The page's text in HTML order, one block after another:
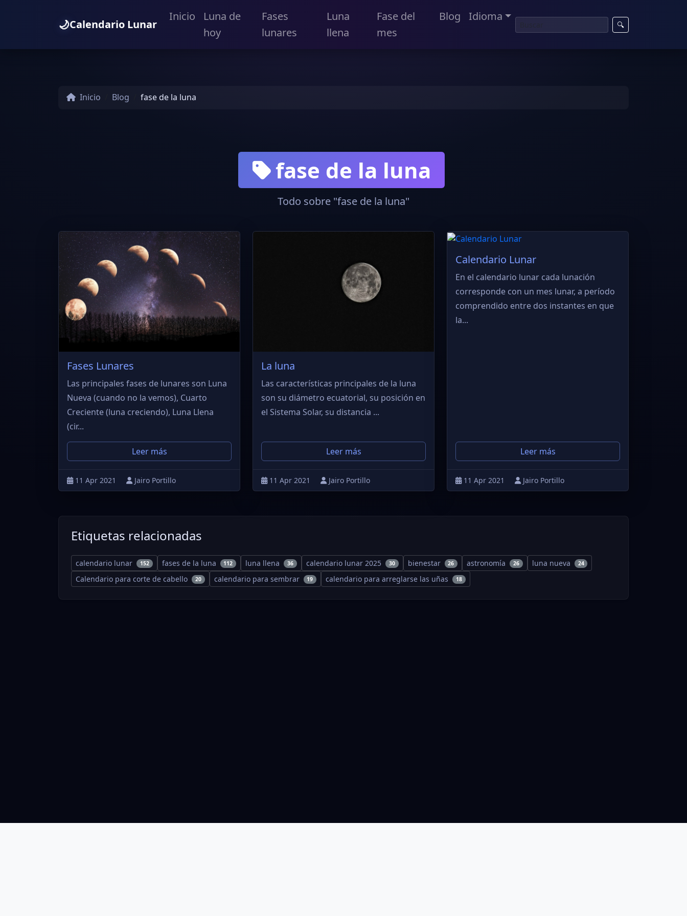
🌙Calendario Lunar
Inicio
Luna de
hoy
Fases
lunares
Luna
llena
Fase del
mes
Blog Idioma
🔍
Inicio Blog fase de la luna
fase de la luna
Todo sobre "fase de la luna"
Fases Lunares
Las principales fases de lunares son Luna
Nueva (cuando no la vemos), Cuarto
Creciente (luna creciendo), Luna Llena
(cir...
Leer más
11 Apr 2021 Jairo Portillo
La luna
Las características principales de la luna
son su diámetro ecuatorial, su posición en
el Sistema Solar, su distancia ...
Leer más
11 Apr 2021 Jairo Portillo
Calendario Lunar
En el calendario lunar cada lunación
corresponde con un mes lunar, a período
comprendido entre dos instantes en que
la...
Leer más
11 Apr 2021 Jairo Portillo
Etiquetas relacionadas
calendario lunar 152 fases de la luna 112 luna llena 36 calendario lunar 2025 30 bienestar 26 astronomía 26 luna nueva 24
Calendario para corte de cabello 20 calendario para sembrar 19 calendario para arreglarse las uñas 18